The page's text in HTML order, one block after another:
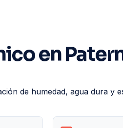
en
de humedad, agua dura y